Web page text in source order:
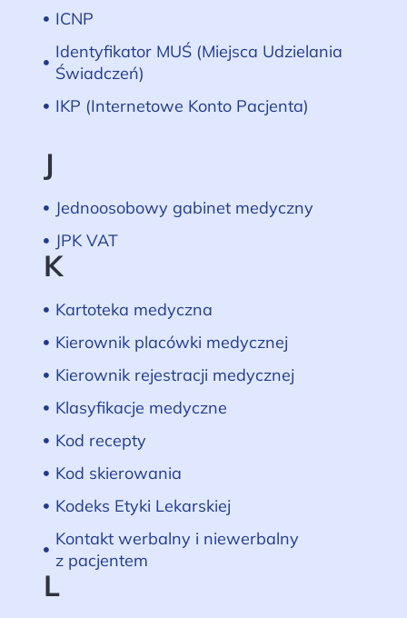
ICNP
Identyfikator MUŚ (Miejsca Udzielania
Świadczeń)
IKP (Internetowe Konto Pacjenta)
J
Jednoosobowy gabinet medyczny
JPK VAT
K
Kartoteka medyczna
Kierownik placówki medycznej
Kierownik rejestracji medycznej
Klasyfikacje medyczne
Kod recepty
Kod skierowania
Kodeks Etyki Lekarskiej
Kontakt werbalny i niewerbalny
z pacjentem
L